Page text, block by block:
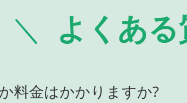
よくあ
料金はかかりますか?